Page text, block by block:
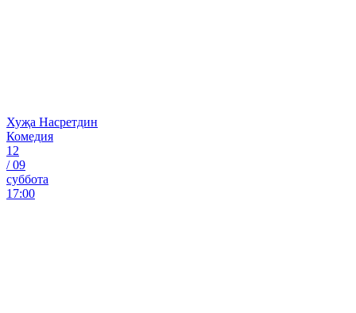
Хуҗа Насретдин
Комедия
12
/09
суббота
17:00